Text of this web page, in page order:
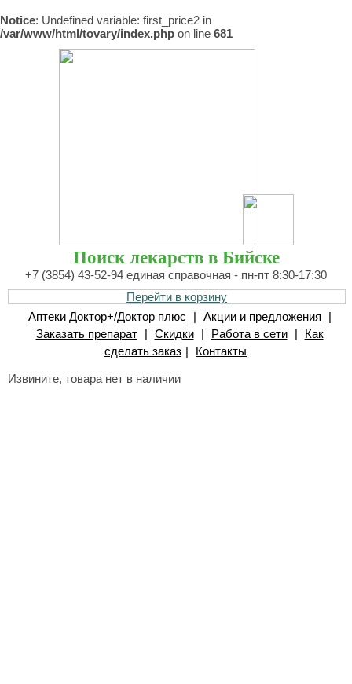
Notice: Undefined variable: first_price2 in
/var/www/html/tovary/index.php on line 681
Поиск лекарств в Бийске
+7 (3854) 43-52-94 единая справочная - пн-пт 8:30-17:30
Перейти в корзину
Аптеки Доктор+/Доктор плюс
| Акции и предложения
|
Заказать препарат
| Скидки | Работа в сети |
Как
сделать заказ | Контакты
Извините, товара нет в наличии